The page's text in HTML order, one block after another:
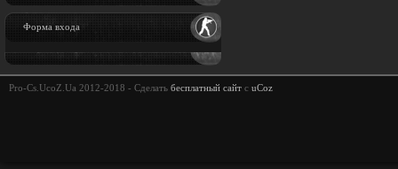
Форма входа
Pro-Cs.UcoZ.Ua 2012-2018 - Сделать бесплатный сайт с uCoz